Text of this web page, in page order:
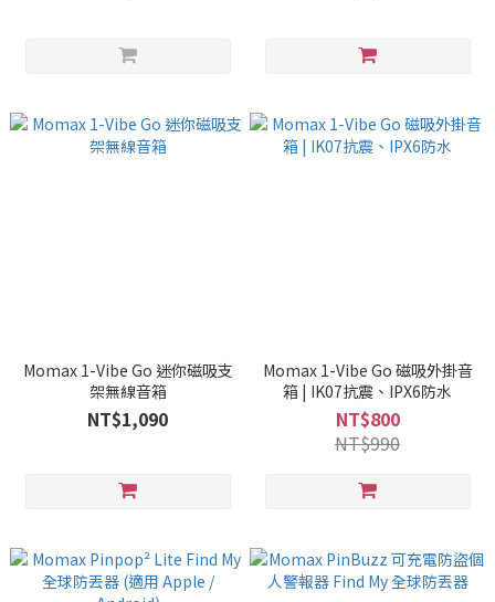
Momax 1-Vibe Go 迷你磁吸支
架無線音箱
NT$1,090
Momax 1-Vibe Go 磁吸外掛音
箱 | IK07抗震、IPX6防水
NT$800
NT$990